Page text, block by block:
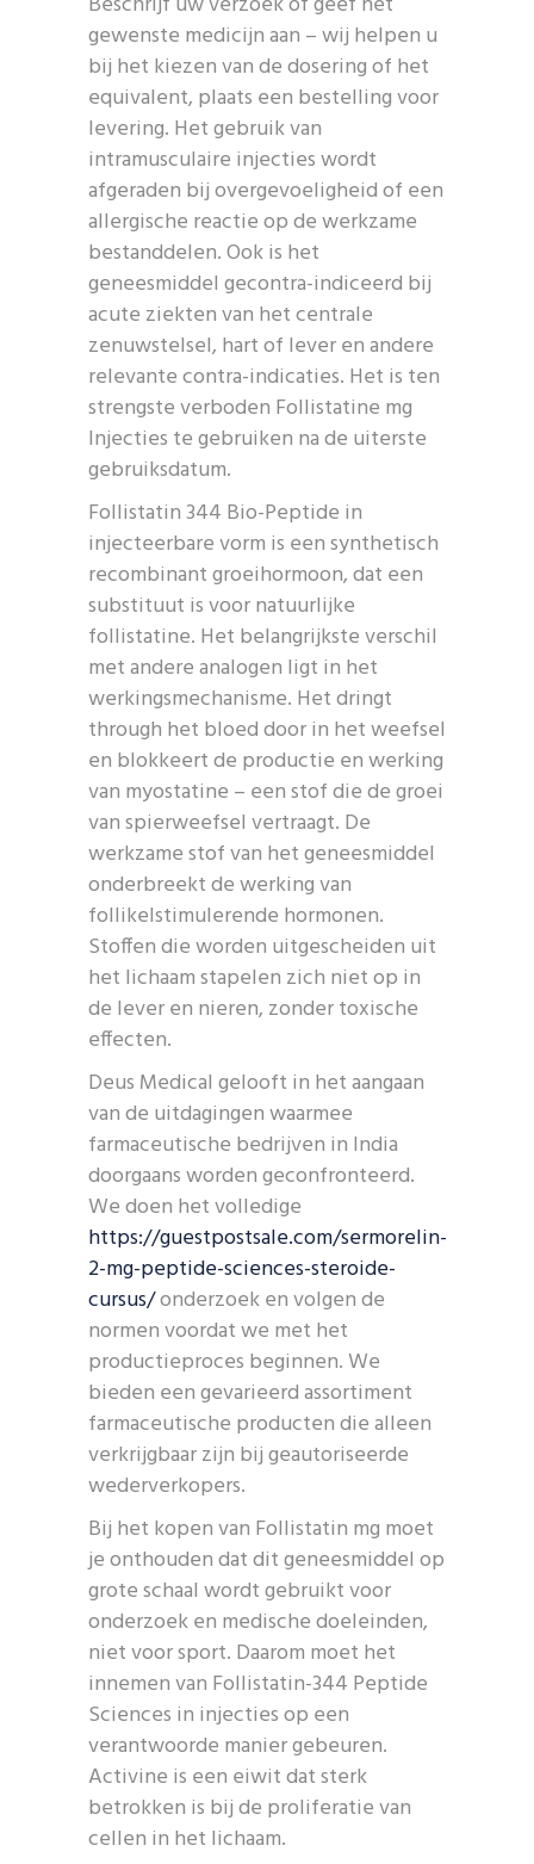
gewenste medicijn aan – wij helpen u
bij het kiezen van de dosering of het
equivalent, plaats een bestelling voor
levering. Het gebruik van
intramusculaire injecties wordt
afgeraden bij overgevoeligheid of een
allergische reactie op de werkzame
bestanddelen. Ook is het
geneesmiddel gecontra-indiceerd bij
acute ziekten van het centrale
zenuwstelsel, hart of lever en andere
relevante contra-indicaties. Het is ten
strengste verboden Follistatine mg
Injecties te gebruiken na de uiterste
gebruiksdatum.
Follistatin 344 Bio-Peptide in
injecteerbare vorm is een synthetisch
recombinant groeihormoon, dat een
substituut is voor natuurlijke
follistatine. Het belangrijkste verschil
met andere analogen ligt in het
werkingsmechanisme. Het dringt
through het bloed door in het weefsel
en blokkeert de productie en werking
van myostatine – een stof die de groei
van spierweefsel vertraagt. De
werkzame stof van het geneesmiddel
onderbreekt de werking van
follikelstimulerende hormonen.
Stoffen die worden uitgescheiden uit
het lichaam stapelen zich niet op in
de lever en nieren, zonder toxische
effecten.
Deus Medical gelooft in het aangaan
van de uitdagingen waarmee
farmaceutische bedrijven in India
doorgaans worden geconfronteerd.
We doen het volledige
https://guestpostsale.com/sermorelin-
2-mg-peptide-sciences-steroide-
cursus/onderzoek en volgen de
normen voordat we met het
productieproces beginnen. We
bieden een gevarieerd assortiment
farmaceutische producten die alleen
verkrijgbaar zijn bij geautoriseerde
wederverkopers.
Bij het kopen van Follistatin mg moet
je onthouden dat dit geneesmiddel op
grote schaal wordt gebruikt voor
onderzoek en medische doeleinden,
niet voor sport. Daarom moet het
innemen van Follistatin-344 Peptide
Sciences in injecties op een
verantwoorde manier gebeuren.
Activine is een eiwit dat sterk
betrokken is bij de proliferatie van
cellen in het lichaam.